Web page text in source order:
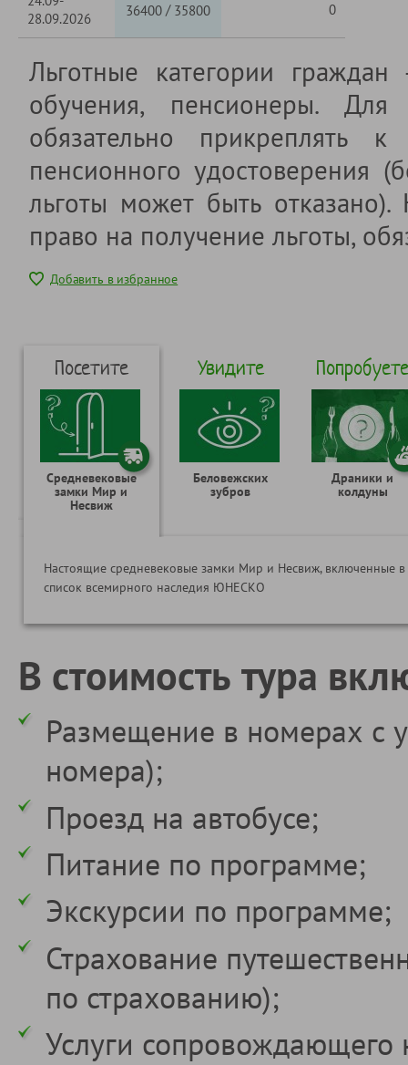
28.09.2026
36400 / 35800 0
Льготные категории
обучения, пенсионеры. Для
обязательно прикреплять
пенсионного удостоверения
льготы может быть
право на получение льготы,
Добавить в избранное
Посетите
Средневековые
замки Мир и
Несвиж
Увидите
Беловежских
зубров
Попробуете
Драники и
колдуны
Настоящие средневековые замки Мир и Несвиж, включенные в
список всемирного наследия ЮНЕСКО
В стоимость тура
Размещение в номерах с
номера);
Проезд на автобусе;
Питание по программе;
Экскурсии по программе;
Страхование
по страхованию);
Услуги сопровождающего